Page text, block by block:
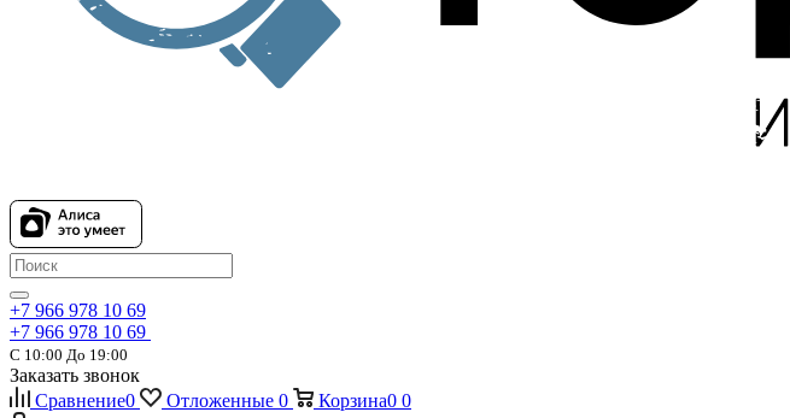
+7 966 978 10 69
+7 966 978 10 69
С 10:00 До 19:00
Заказать звонок
Сравнение0 Отложенные 0 Корзина0 0